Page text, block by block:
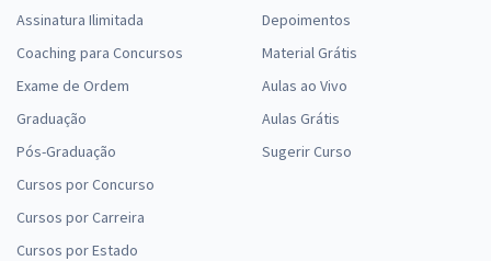
Assinatura Ilimitada
Coaching para Concursos
Exame de Ordem
Graduação
Pós-Graduação
Cursos por Concurso
Cursos por Carreira
Cursos por Estado
Depoimentos
Material Grátis
Aulas ao Vivo
Aulas Grátis
Sugerir Curso